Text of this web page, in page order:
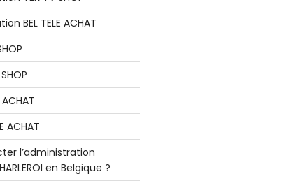
BEL TELE ACHAT
ACHAT
l’administration
en Belgique ?